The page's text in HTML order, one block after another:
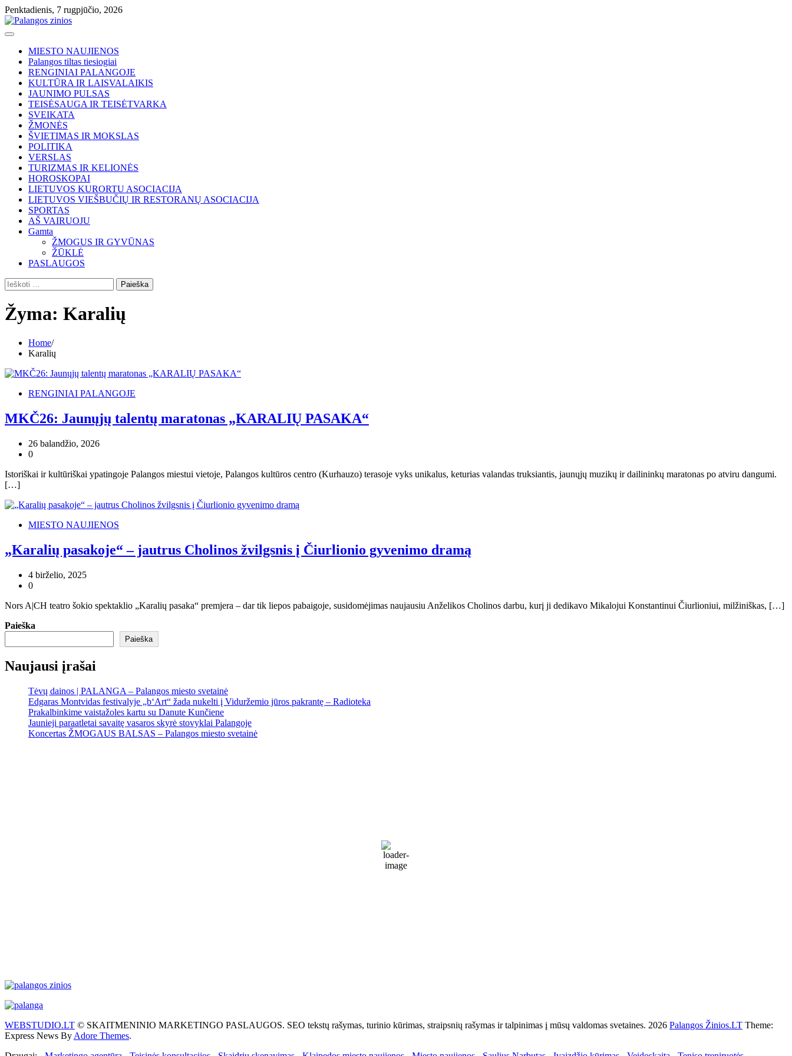
Skip
to
content
Penktadienis, 7 rugpjūčio, 2026
MIESTO NAUJIENOS
Palangos tiltas tiesiogiai
RENGINIAI PALANGOJE
KULTŪRA IR LAISVALAIKIS
JAUNIMO PULSAS
TEISĖSAUGA IR TEISĖTVARKA
SVEIKATA
ŽMONĖS
ŠVIETIMAS IR MOKSLAS
POLITIKA
VERSLAS
TURIZMAS IR KELIONĖS
HOROSKOPAI
LIETUVOS KURORTU ASOCIACIJA
LIETUVOS VIEŠBUČIŲ IR RESTORANŲ ASOCIACIJA
SPORTAS
AŠ VAIRUOJU
Gamta
ŽMOGUS IR GYVŪNAS
ŽŪKLĖ
PASLAUGOS
Ieškoti:
Žyma: Karalių
Home
Karalių
RENGINIAI PALANGOJE
MKČ26: Jaunųjų talentų maratonas „KARALIŲ PASAKA“
26 balandžio, 2026
0
Istoriškai ir kultūriškai ypatingoje Palangos miestui vietoje, Palangos kultūros centro (Kurhauzo) terasoje vyks unikalus, keturias valandas truksiantis, jaunųjų muzikų ir dailininkų maratonas po atviru dangumi.
[…]
MIESTO NAUJIENOS
„Karalių pasakoje“ – jautrus Cholinos žvilgsnis į Čiurlionio gyvenimo dramą
4 birželio, 2025
0
Nors A|CH teatro šokio spektaklio „Karalių pasaka“ premjera – dar tik liepos pabaigoje, susidomėjimas naujausiu Anželikos Cholinos darbu, kurį ji dedikavo Mikalojui Konstantinui Čiurlioniui, milžiniškas, […]
Paieška
Paieška
Naujausi įrašai
Tėvų dainos | PALANGA – Palangos miesto svetainė
Edgaras Montvidas festivalyje „b‘Art“ žada nukelti į Viduržemio jūros pakrantę – Radioteka
Prakalbinkime vaistažoles kartu su Danute Kunčiene
Jaunieji paraatletai savaitę vasaros skyrė stovyklai Palangoje
Koncertas ŽMOGAUS BALSAS – Palangos miesto svetainė
67 %
1017 mb
WEBSTUDIO.LT © SKAITMENINIO MARKETINGO PASLAUGOS. SEO tekstų rašymas, turinio kūrimas, straipsnių rašymas ir talpinimas į mūsų valdomas svetaines. 2026 Palangos Žinios.LT Theme:
Express News By Adore Themes.